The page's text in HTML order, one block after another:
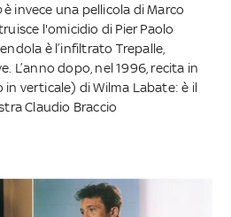
è invece una pellicola di Marco
l'omicidio di Pier Paolo
è l’infiltrato Trepalle,
L’anno dopo, nel 1996, recita in
verticale) di Wilma Labate: è il
Claudio Braccio